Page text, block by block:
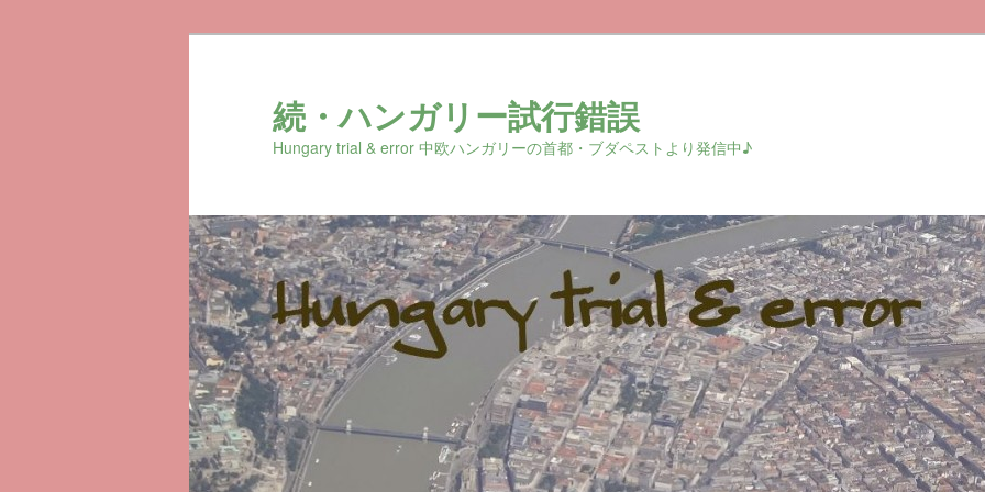
続・ハンガリー試行錯誤
Hungary trial & error 中欧ハンガリーの首都・ブダペストより発信中♪